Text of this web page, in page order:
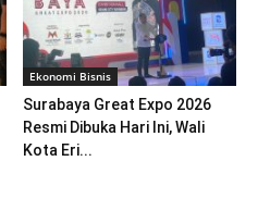
Ekonomi Bisnis
Surabaya Great Expo 2026
Resmi Dibuka Hari Ini, Wali
Kota Eri...